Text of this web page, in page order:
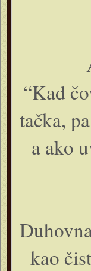
“Kad
tačka,
a ako
kao